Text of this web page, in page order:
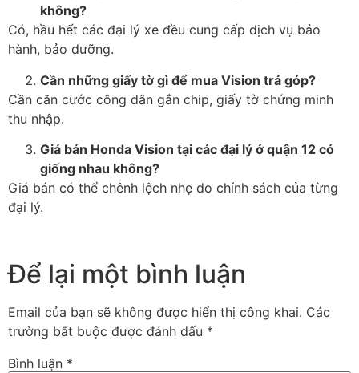
không?
Có, hầu hết các đại lý xe đều cung cấp dịch vụ bảo
hành, bảo dưỡng.
Cần những giấy tờ gì để mua Vision trả góp?
Cần căn cước công dân gắn chip, giấy tờ chứng minh
thu nhập.
Giá bán Honda Vision tại các đại lý ở quận 12 có
giống nhau không?
Giá bán có thể chênh lệch nhẹ do chính sách của từng
đại lý.
Để lại một bình luận
Email của bạn sẽ không được hiển thị công khai. Các
trường bắt buộc được đánh dấu *
Bình luận *